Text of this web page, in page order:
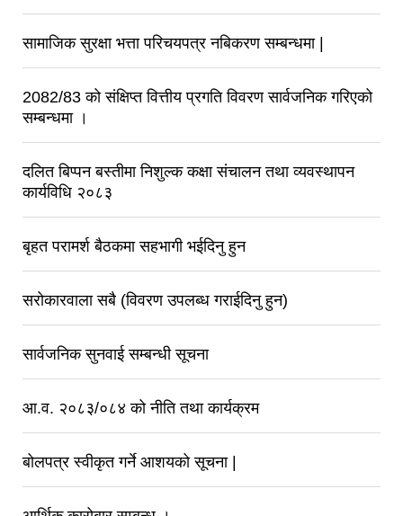
सामाजिक सुरक्षा भत्ता परिचयपत्र नबिकरण सम्बन्धमा |
2082/83 को संक्षिप्त वित्तीय प्रगति विवरण सार्वजनिक गरिएको
सम्बन्धमा ।
दलित बिप्पन बस्तीमा निशुल्क कक्षा संचालन तथा व्यवस्थापन
कार्यविधि २०८३
बृहत परामर्श बैठकमा सहभागी भईदिनु हुन
सरोकारवाला सबै (विवरण उपलब्ध गराईदिनु हुन)
सार्वजनिक सुनवाई सम्बन्धी सूचना
आ.व. २०८३/०८४ को नीति तथा कार्यक्रम
बोलपत्र स्वीकृत गर्ने आशयको सूचना |